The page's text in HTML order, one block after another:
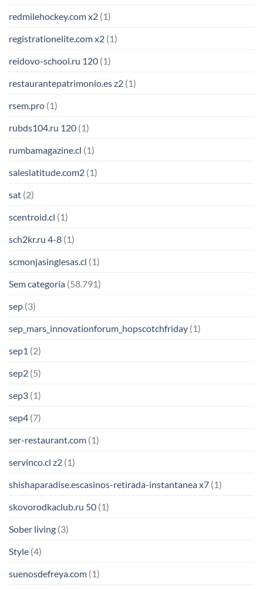
redmilehockey.com x2 (1)
registrationelite.com x2 (1)
reidovo-school.ru 120 (1)
restaurantepatrimonio.es z2 (1)
rsem.pro (1)
rubds104.ru 120 (1)
rumbamagazine.cl (1)
saleslatitude.com2 (1)
sat (2)
scentroid.cl (1)
sch2kr.ru 4-8 (1)
scmonjasinglesas.cl (1)
Sem categoria (58.791)
sep (3)
sep_mars_innovationforum_hopscotchfriday (1)
sep1 (2)
sep2 (5)
sep3 (1)
sep4 (7)
ser-restaurant.com (1)
servinco.cl z2 (1)
shishaparadise.escasinos-retirada-instantanea x7 (1)
skovorodkaclub.ru 50 (1)
Sober living (3)
Style (4)
suenosdefreya.com (1)